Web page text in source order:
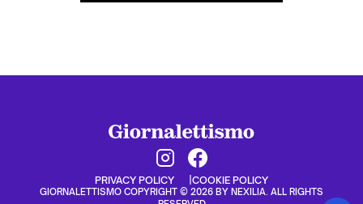
PRIVACY POLICY COOKIE POLICY
GIORNALETTISMO COPYRIGHT © 2026 BY NEXILIA. ALL RIGHTS